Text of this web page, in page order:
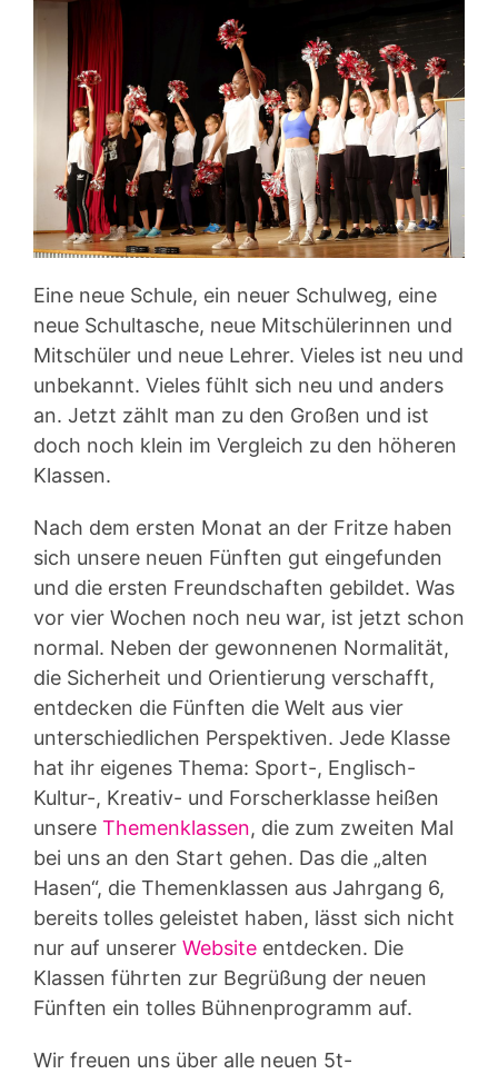
Eine neue Schule, ein neuer Schulweg, eine
neue Schultasche, neue Mitschülerinnen und
Mitschüler und neue Lehrer. Vieles ist neu und
unbekannt. Vieles fühlt sich neu und anders
an. Jetzt zählt man zu den Großen und ist
doch noch klein im Vergleich zu den höheren
Klassen.
Nach dem ersten Monat an der Fritze haben
sich unsere neuen Fünften gut eingefunden
und die ersten Freundschaften gebildet. Was
vor vier Wochen noch neu war, ist jetzt schon
normal. Neben der gewonnenen Normalität,
die Sicherheit und Orientierung verschafft,
entdecken die Fünften die Welt aus vier
unterschiedlichen Perspektiven. Jede Klasse
hat ihr eigenes Thema: Sport-, Englisch-
Kultur-, Kreativ- und Forscherklasse heißen
unsere Themenklassen, die zum zweiten Mal
bei uns an den Start gehen. Das die „alten
Hasen“, die Themenklassen aus Jahrgang 6,
bereits tolles geleistet haben, lässt sich nicht
nur auf unserer Website entdecken. Die
Klassen führten zur Begrüßung der neuen
Fünften ein tolles Bühnenprogramm auf.
Wir freuen uns über alle neuen 5t-